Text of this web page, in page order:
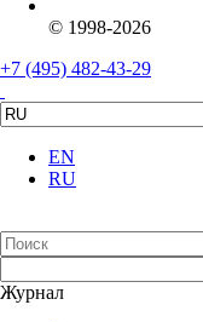
© 1998-2026
+7 (495) 482-43-29
EN
RU
Журнал